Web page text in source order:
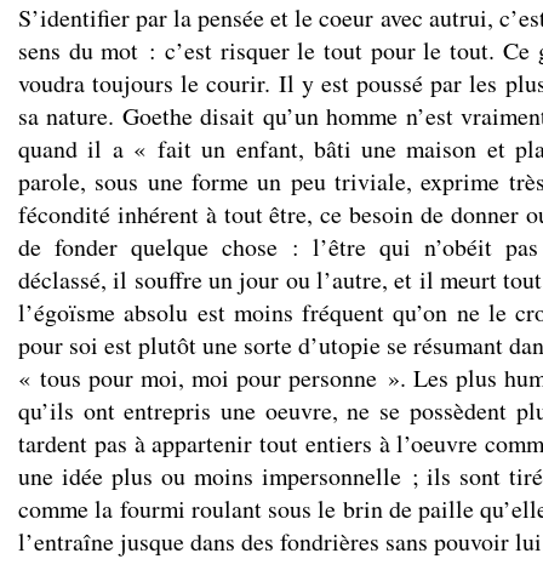
S’identifier par la pensée et le coeur avec autrui,
sens du mot : c’est risquer le tout pour le tout. Ce
voudra toujours le courir. Il y est poussé par les
sa nature. Goethe disait qu’un homme n’est
quand il a « fait un enfant, bâti une maison et
parole, sous une forme un peu triviale, exprime
fécondité inhérent à tout être, ce besoin de donner
de fonder quelque chose : l’être qui n’obéit
déclassé, il souffre un jour ou l’autre, et il meurt
l’égoïsme absolu est moins fréquent qu’on ne le
pour soi est plutôt une sorte d’utopie se résumant
« tous pour moi, moi pour personne ». Les plus
qu’ils ont entrepris une oeuvre, ne se possèdent
tardent pas à appartenir tout entiers à l’oeuvre
une idée plus ou moins impersonnelle ; ils sont
comme la fourmi roulant sous le brin de paille
l’entraîne jusque dans des fondrières sans pouvoir